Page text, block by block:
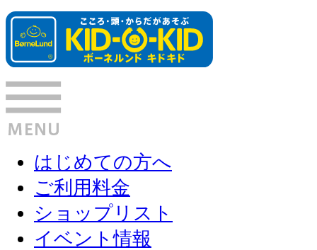
はじめての方へ
ご利用料金
ショップリスト
イベント情報